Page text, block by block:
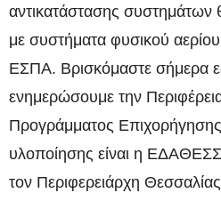
αντικατάστασης συστημάτων
με συστήματα φυσικού
ΕΣΠΑ. Βρισκόμαστε σήμερα
ενημερώσουμε την
Προγράμματος
υλοποίησης είναι η
τον Περιφερειάρχη